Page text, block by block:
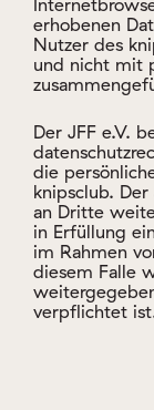
Der JFF e.V.
die
knipsclub. Der
an Dritte weiter,
in Erfüllung
im Rahmen
diesem Falle
weitergegeben,
verpflichtet